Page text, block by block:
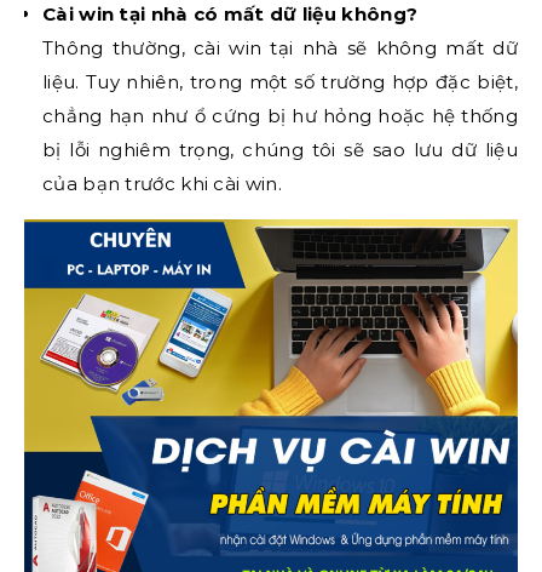
Cài win tại nhà có mất dữ liệu không?
Thông thường, cài win tại nhà sẽ không mất dữ
liệu. Tuy nhiên, trong một số trường hợp đặc biệt,
chẳng hạn như ổ cứng bị hư hỏng hoặc hệ thống
bị lỗi nghiêm trọng, chúng tôi sẽ sao lưu dữ liệu
của bạn trước khi cài win.